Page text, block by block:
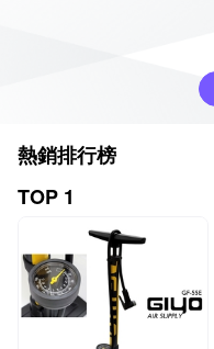
熱銷排行榜
TOP 1